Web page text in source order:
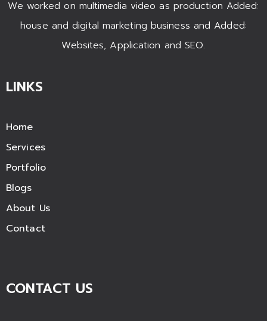
We worked on multimedia video as production Added:
house and digital marketing business and Added:
Websites, Application and SEO.
LINKS
Home
Services
Portfolio
Blogs
About Us
Contact
CONTACT US